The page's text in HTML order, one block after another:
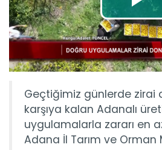
Geçtiğimiz günlerde zirai
karşıya kalan Adanalı
uygulamalarla zararı en
Adana İl Tarım ve